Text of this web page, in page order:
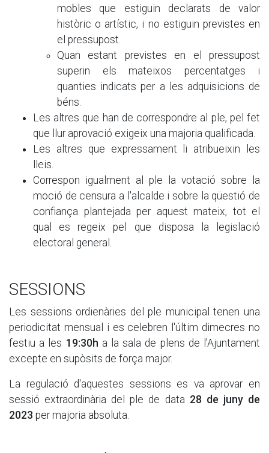
mobles que estiguin declarats de valor
històric o artístic, i no estiguin previstes en
el pressupost.
Quan estant previstes en el pressupost
superin els mateixos percentatges i
quanties indicats per a les adquisicions de
béns.
Les altres que han de correspondre al ple, pel fet
que llur aprovació exigeix una majoria qualificada.
Les altres que expressament li atribueixin les
lleis.
Correspon igualment al ple la votació sobre la
moció de censura a l'alcalde i sobre la qüestió de
confiança plantejada per aquest mateix, tot el
qual es regeix pel que disposa la legislació
electoral general.
SESSIONS
Les sessions ordienàries del ple municipal tenen una
periodicitat mensual i es celebren l'últim dimecres no
festiu a les 19:30h a la sala de plens de l'Ajuntament
excepte en supòsits de força major.
La regulació d'aquestes sessions es va aprovar en
sessió extraordinària del ple de data 28 de juny de
2023 per majoria absoluta.